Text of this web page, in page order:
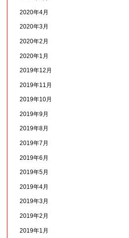
2020年4月
2020年3月
2020年2月
2020年1月
2019年12月
2019年11月
2019年10月
2019年9月
2019年8月
2019年7月
2019年6月
2019年5月
2019年4月
2019年3月
2019年2月
2019年1月